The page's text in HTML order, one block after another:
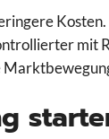
Kosten.
mit